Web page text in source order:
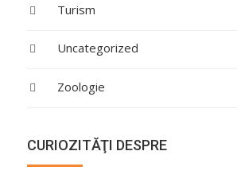
Turism
Uncategorized
Zoologie
CURIOZITĂŢI DESPRE